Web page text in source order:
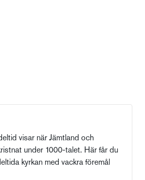
visar när Jämtland och
under 1000-talet. Här får du
kyrkan med vackra föremål